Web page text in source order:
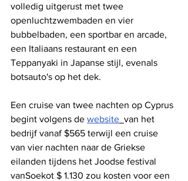
volledig uitgerust met twee
openluchtzwembaden en vier
bubbelbaden, een sportbar en arcade,
een Italiaans restaurant en een
Teppanyaki in Japanse stijl, evenals
botsauto's op het dek.
Een cruise van twee nachten op Cyprus
begint volgens de website van het
bedrijf vanaf $565 terwijl een cruise
van vier nachten naar de Griekse
eilanden tijdens het Joodse festival
vanSoekot $ 1.130 zou kosten voor een